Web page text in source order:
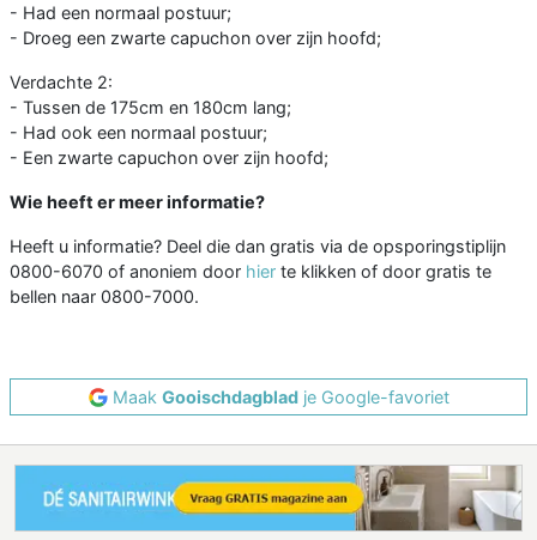
- Had een normaal postuur;
- Droeg een zwarte capuchon over zijn hoofd;
Verdachte 2:
- Tussen de 175cm en 180cm lang;
- Had ook een normaal postuur;
- Een zwarte capuchon over zijn hoofd;
Wie heeft er meer informatie?
Heeft u informatie? Deel die dan gratis via de opsporingstiplijn
0800-6070 of anoniem door hier te klikken of door gratis te
bellen naar 0800-7000.
Maak Gooischdagbladje Google-favoriet